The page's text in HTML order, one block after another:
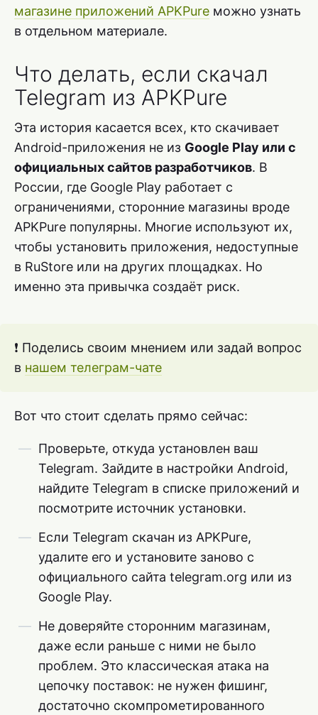
магазине приложений APKPure можно узнать
в отдельном материале.
Что делать, если скачал
Telegram из APKPure
Эта история касается всех, кто скачивает
Android-приложения не из Google Play или с
официальных сайтов разработчиков. В
России, где Google Play работает с
ограничениями, сторонние магазины вроде
APKPure популярны. Многие используют их,
чтобы установить приложения, недоступные
в RuStore или на других площадках. Но
именно эта привычка создаёт риск.
❗ Поделись своим мнением или задай вопрос
в нашем телеграм-чате
Вот что стоит сделать прямо сейчас:
Проверьте, откуда установлен ваш
Telegram. Зайдите в настройки Android,
найдите Telegram в списке приложений и
посмотрите источник установки.
Если Telegram скачан из APKPure,
удалите его и установите заново с
официального сайта telegram.org или из
Google Play.
Не доверяйте сторонним магазинам,
даже если раньше с ними не было
проблем. Это классическая атака на
цепочку поставок: не нужен фишинг,
достаточно скомпрометированного